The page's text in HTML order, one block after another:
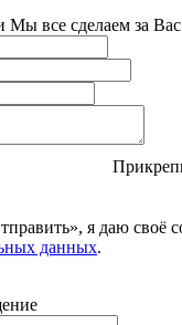
Мы все сделаем за
я даю своё
данных.